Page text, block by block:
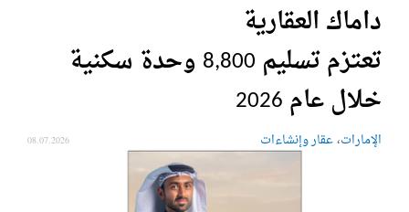
داماك العقارية
تعتزم تسليم 8,800 وحدة سكنية
خلال عام 2026
الإمارات،عقار وإنشاءات 08.07.2026